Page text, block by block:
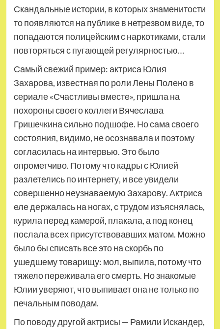
Скандальные истории, в которых знаменитости
то появляются на публике в нетрезвом виде, то
попадаются полицейским с наркотиками, стали
повторяться с пугающей регулярностью…
Самый свежий пример: актриса Юлия
Захарова, известная по роли Лены Полено в
сериале «Счастливы вместе», пришла на
похороны своего коллеги Вячеслава
Гришечкина сильно подшофе. Но сама своего
состояния, видимо, не осознавала и поэтому
согласилась на интервью. Это было
опрометчиво. Потому что кадры с Юлией
разлетелись по интернету, и все увидели
совершенно неузнаваемую Захарову. Актриса
еле держалась на ногах, с трудом изъяснялась,
курила перед камерой, плакала, а под конец
послала всех присутствовавших матом. Можно
было бы списать все это на скорбь по
ушедшему товарищу: мол, выпила, потому что
тяжело переживала его смерть. Но знакомые
Юлии уверяют, что выпивает она не только по
печальным поводам.
По поводу другой актрисы — Рамили Искандер,